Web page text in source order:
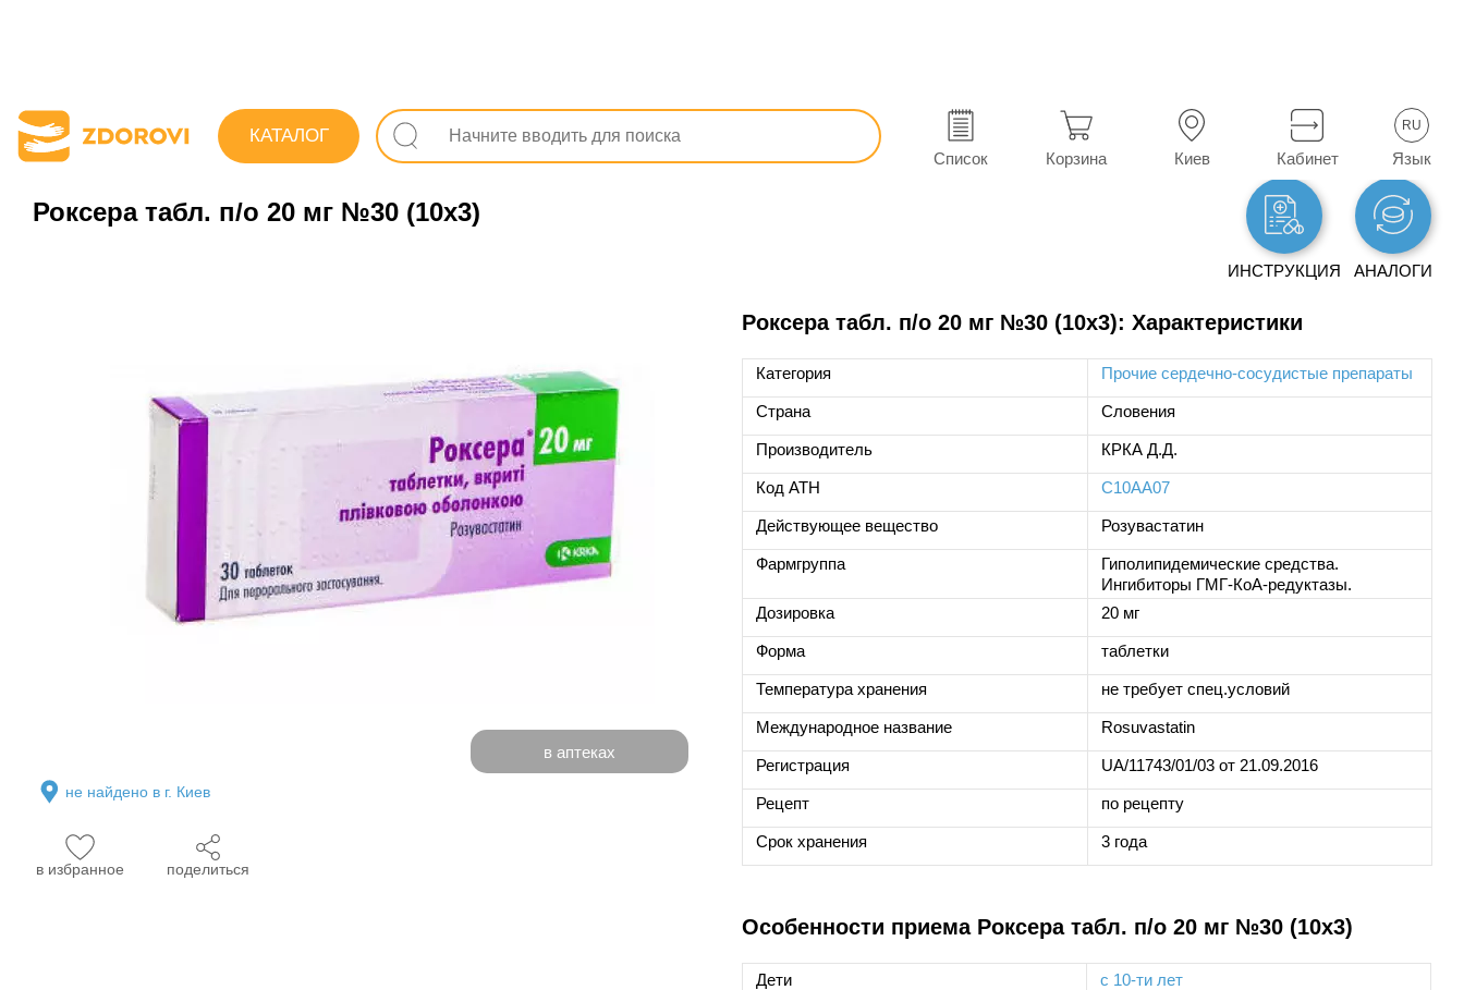
КАТАЛОГ
Список Корзина Киев Кабинет
RU
Язык
Поиск лекарств Лекарства Сердечно-сосудистые Прочие сердечно-сосудистые препараты Роксера
Роксера табл. п/о 20 мг №30 (10х3)
ИНСТРУКЦИЯ АНАЛОГИ
в аптеках
не найдено в г. Киев
в избранное поделиться
Роксера табл. п/о 20 мг №30 (10х3): Характеристики
Категория Прочие сердечно-сосудистые препараты
Страна Словения
Производитель КРКА Д.Д.
Код ATH C10AA07
Действующее вещество Розувастатин
Фармгруппа
Гиполипидемические средства.
Ингибиторы ГМГ-КоА-редуктазы.
Дозировка
20 мг
Форма таблетки
Температура хранения не требует спец.условий
Международное название Rosuvastatin
Регистрация UA/11743/01/03 от 21.09.2016
Рецепт по рецепту
Срок хранения 3 года
Особенности приема Роксера табл. п/о 20 мг №30 (10х3)
Дети
с 10-ти лет